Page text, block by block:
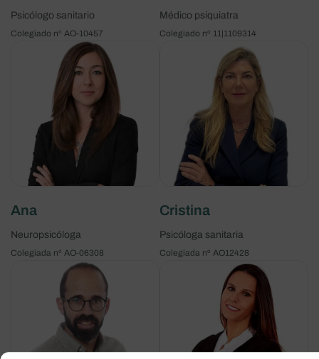
Psicólogo sanitario
Colegiado nº AO-10457
Médico psiquiatra
Colegiado nº 11|1109314
Ana
Neuropsicóloga
Colegiada nº AO-06308
Cristina
Psicóloga sanitaria
Colegiada nº AO12428